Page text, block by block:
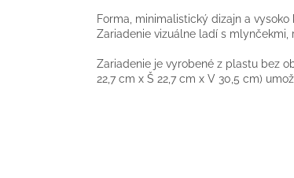
Forma, minimalistický dizajn a
Zariadenie vizuálne ladí s
Zariadenie je vyrobené z plastu bez
22,7 cm x Š 22,7 cm x V 30,5 cm)